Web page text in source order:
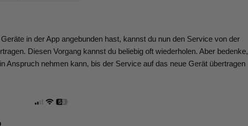
in der App angebunden hast, kannst du nun den Service von der
Diesen Vorgang kannst du beliebig oft wiederholen. Aber bedenke,
Anspruch nehmen kann, bis der Service auf das neue Gerät übertragen